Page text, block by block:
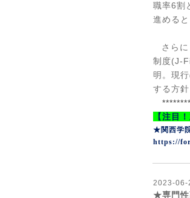
職率6割
進めると
さら
制度(J-
明。現
する方
【注目
★関西学
https://
2023-06-
★専門性